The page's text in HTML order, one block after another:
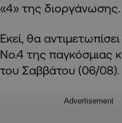
«4» της διοργάνωσης.
Εκεί, θα
Νο.4 της παγκόσμιας
του Σαββάτου (06/08).
Advertisement